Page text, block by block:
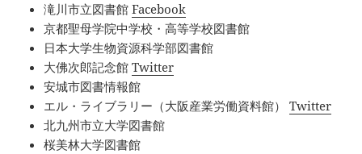
滝川市立図書館Facebook
京都聖母学院中学校・高等学校図書館
日本大学生物資源科学部図書館
大佛次郎記念館Twitter
安城市図書情報館
エル・ライブラリー（大阪産業労働資料館）Twitter
北九州市立大学図書館
桜美林大学図書館